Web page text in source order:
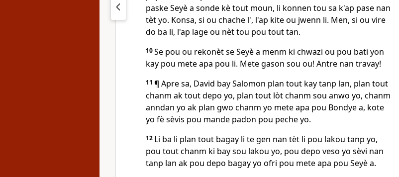
paske Seyè a sonde kè tout moun, li konnen tou sa k'ap pase nan
tèt yo. Konsa, si ou chache l', l'ap kite ou jwenn li. Men, si ou vire
do ba li, l'ap lage ou nèt tou pou tout tan.
10Se pou ou rekonèt se Seyè a menm ki chwazi ou pou bati yon
kay pou mete apa pou li. Mete gason sou ou! Antre nan travay!
11 ¶ Apre sa, David bay Salomon plan tout kay tanp lan, plan tout
chanm ak tout depo yo, plan tout lòt chanm sou anwo yo, chanm
anndan yo ak plan gwo chanm yo mete apa pou Bondye a, kote
yo fè sèvis pou mande padon pou peche yo.
12 Li ba li plan tout bagay li te gen nan tèt li pou lakou tanp yo,
pou tout chanm ki bay sou lakou yo, pou depo veso yo sèvi nan
tanp lan ak pou depo bagay yo ofri pou mete apa pou Seyè a.